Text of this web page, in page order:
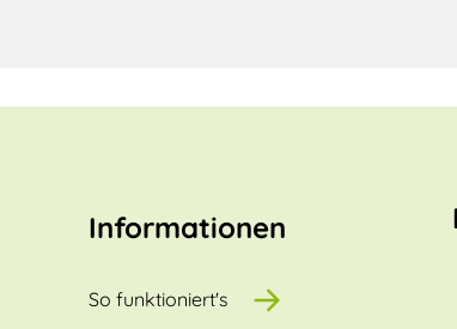
Informationen
So funktioniert's